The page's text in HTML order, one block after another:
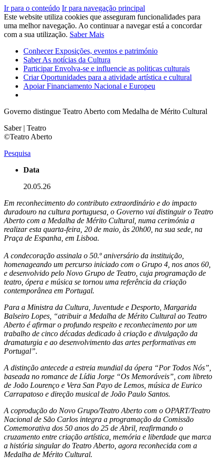
Ir para o conteúdo Ir para navegação principal
Este website utiliza cookies que asseguram funcionalidades para
uma melhor navegação. Ao continuar a navegar está a concordar
com a sua utilização. Saber Mais
ConhecerExposições, eventos e património
SaberAs notícias da Cultura
ParticiparEnvolva-se e influencie as politicas culturais
CriarOportunidades para a atividade artística e cultural
ApoiarFinanciamento Nacional e Europeu
Governo distingue Teatro Aberto com Medalha de Mérito Cultural
Saber | Teatro
©Teatro Aberto
Pesquisa
Data
20.05.26
Em reconhecimento do contributo extraordinário e do impacto
duradouro na cultura portuguesa, o Governo vai distinguir o Teatro
Aberto com a Medalha de Mérito Cultural, numa cerimónia a
realizar esta quarta-feira, 20 de maio, às 20h00, na sua sede, na
Praça de Espanha, em Lisboa.
A condecoração assinala o 50.º aniversário da instituição,
homenageando um percurso iniciado com o Grupo 4, nos anos 60,
e desenvolvido pelo Novo Grupo de Teatro, cuja programação de
teatro, ópera e música se tornou uma referência da criação
contemporânea em Portugal.
Para a Ministra da Cultura, Juventude e Desporto, Margarida
Balseiro Lopes, “atribuir a Medalha de Mérito Cultural ao Teatro
Aberto é afirmar o profundo respeito e reconhecimento por um
trabalho de cinco décadas dedicado à criação e divulgação da
dramaturgia e ao desenvolvimento das artes performativas em
Portugal”.
A distinção antecede a estreia mundial da ópera “Por Todos Nós”,
baseada no romance de Lídia Jorge “Os Memoráveis”, com libreto
de João Lourenço e Vera San Payo de Lemos, música de Eurico
Carrapatoso e direção musical de João Paulo Santos.
A coprodução do Novo Grupo/Teatro Aberto com o OPART/Teatro
Nacional de São Carlos integra a programação da Comissão
Comemorativa dos 50 anos do 25 de Abril, reafirmando o
cruzamento entre criação artística, memória e liberdade que marca
a história singular do Teatro Aberto, agora reconhecida com a
Medalha de Mérito Cultural.